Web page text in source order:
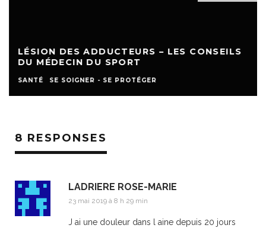
LÉSION DES ADDUCTEURS – LES CONSEILS
DU MÉDECIN DU SPORT
SANTÉ SE SOIGNER - SE PROTÉGER
8 RESPONSES
LADRIERE ROSE-MARIE
23 mai 2019 à 8 h 29 min
J ai une douleur dans l aine depuis 20 jours